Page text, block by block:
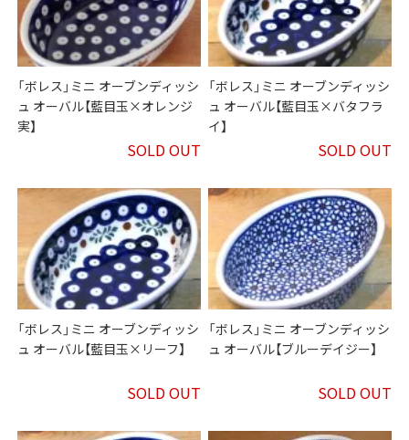
「ボレス」ミニ オーブンディッシ
ュ オーバル【藍目玉×オレンジ
実】
SOLD OUT
「ボレス」ミニ オーブンディッシ
ュ オーバル【藍目玉×バタフラ
イ】
SOLD OUT
「ボレス」ミニ オーブンディッシ
ュ オーバル【藍目玉×リーフ】
SOLD OUT
「ボレス」ミニ オーブンディッシ
ュ オーバル【ブルーデイジー】
SOLD OUT